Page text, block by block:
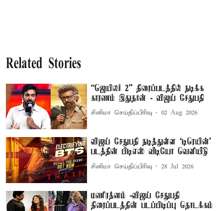
Related Stories
“ஜெயிலர் 2” திரைப்படத்தில் நடிக்க
காரணம் இதுதான் - விஜய் சேதுபதி
சினிமா செய்திப்பிரிவு 02 Aug 2026
விஜய் சேதுபதி நடித்துள்ள `டிரெயின்'
படத்தின் பிடிஎஸ் வீடியோ வெளியீடு
சினிமா செய்திப்பிரிவு 28 Jul 2026
மணிரத்னம் -விஜய் சேதுபதி
திரைப்படத்தின் படப்பிடிப்பு தொடக்கம்